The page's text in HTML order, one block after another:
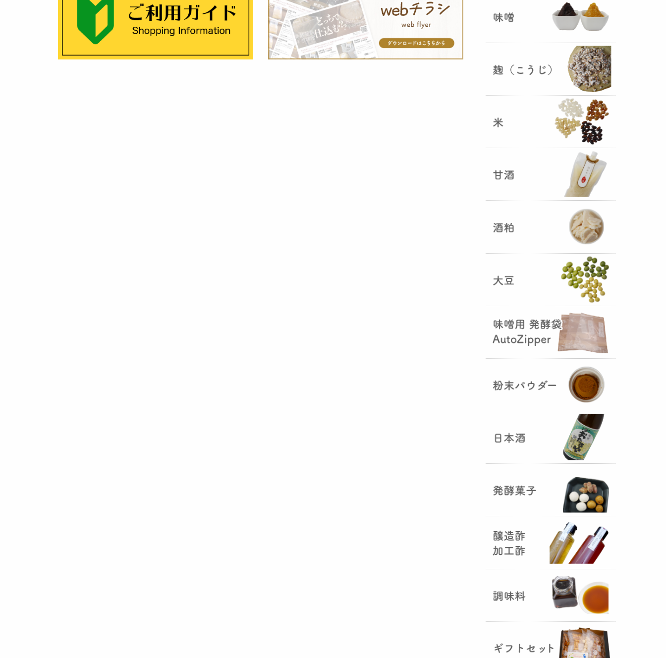
を可能にしました！
山形さくらんぼ甘酒ゼリー発売
山形のさくらんぼをペーストにし
て、当店の生甘酒と合わせフレッ
シュな酸味の効いたさくらんぼ甘
が出来まし
た。
おたまやジャン 辛味噌発売！
5つの素材だけで出来た辛味
おたまやジャ
』が登場しました！そのままで
も、薬味や調味料を足しても利用
できます。
（2025年02月
国産（熊本産）の大麦に白麹菌を
つけて丁寧に培養して『大麦白
』が完成しました！大麦麹から
の旨みと、白麹から生成される天
然のクエン酸（酸味）が良き製品
を創出してくれることです。塩麹
作りや米麹や大麦麹とブレンドし
ての味噌作りなど、次の食のステ
ージに・・・
R6年 クロ黒麹が出来ました
♪（2025年01月15日）